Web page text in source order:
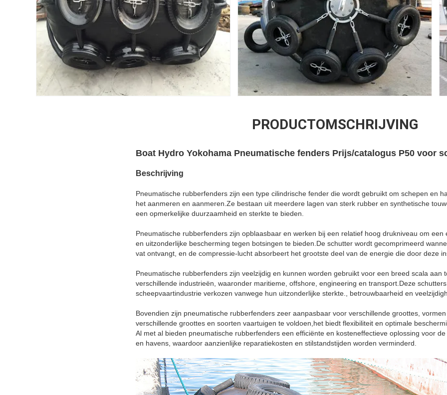
PRODUCTOMSCHRIJVING
Boat Hydro Yokohama Pneumatische fenders Prijs/catalogus P50 voor
Beschrijving
Pneumatische rubberfenders zijn een type cilindrische fender die wordt gebruikt om schepen en
het aanmeren en aanmeren.Ze bestaan uit meerdere lagen van sterk rubber en synthetische
een opmerkelijke duurzaamheid en sterkte te bieden.
Pneumatische rubberfenders zijn opblaasbaar en werken bij een relatief hoog drukniveau om een
en uitzonderlijke bescherming tegen botsingen te bieden.De schutter wordt gecomprimeerd
vat ontvangt, en de compressie-lucht absorbeert het grootste deel van de energie die door deze
Pneumatische rubberfenders zijn veelzijdig en kunnen worden gebruikt voor een breed scala aan
verschillende industrieën, waaronder maritieme, offshore, engineering en transport.Deze
scheepvaartindustrie verkozen vanwege hun uitzonderlijke sterkte., betrouwbaarheid en
Bovendien zijn pneumatische rubberfenders zeer aanpasbaar voor verschillende groottes,
verschillende groottes en soorten vaartuigen te voldoen,het biedt flexibiliteit en optimale
Al met al bieden pneumatische rubberfenders een efficiënte en kosteneffectieve oplossing voor
en havens, waardoor aanzienlijke reparatiekosten en stilstandstijden worden verminderd.